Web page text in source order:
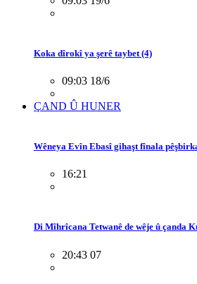
Koka dîrokî ya şerê taybet (4)
09:03 18/6
ÇAND Û HUNER
Wêneya Evîn Ebasî gihaşt fînala
16:21
Di Mîhrîcana Tetwanê de wêje û çanda
20:43 07